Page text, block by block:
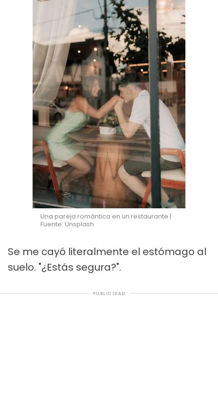
Una pareja romántica en un restaurante |
Fuente: Unsplash
Se me cayó literalmente el estómago al
suelo. "¿Estás segura?".
PUBLICIDAD